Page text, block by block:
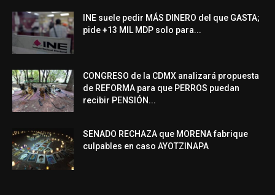
INE suele pedir MÁS DINERO del que GASTA;
pide +13 MIL MDP solo para...
CONGRESO de la CDMX analizará propuesta
de REFORMA para que PERROS puedan
recibir PENSIÓN...
SENADO RECHAZA que MORENA fabrique
culpables en caso AYOTZINAPA